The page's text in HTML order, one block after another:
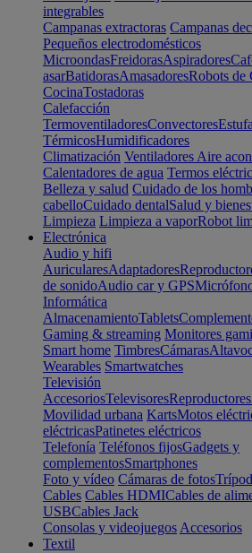
integrables
Campanas extractoras Campanas
Pequeños electrodomésticos
MicroondasFreidorasAspiradores
asarBatidorasAmasadoresRobots de
CocinaTostadoras
Calefacción
TermoventiladoresConvectores
TérmicosHumidificadores
Climatización Ventiladores Aire
Calentadores de agua Termos
Belleza y salud Cuidado de los
cabelloCuidado dentalSalud y
Limpieza Limpieza a vaporRobot
Electrónica
Audio y hifi
AuricularesAdaptadores
de sonidoAudio car y GPS
Informática
AlmacenamientoTablets
Gaming & streaming Monitores
Smart home TimbresCámaras
Wearables Smartwatches
Televisión
AccesoriosTelevisoresReproductores
Movilidad urbana KartsMotos
eléctricasPatinetes eléctricos
Telefonía Teléfonos fijosGadgets y
complementosSmartphones
Foto y vídeo Cámaras de fotos
Cables Cables HDMICables de
USBCables Jack
Consolas y videojuegos Accesorios
Textil